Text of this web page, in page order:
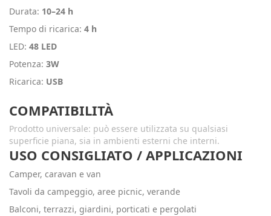
Durata: 10–24 h
Tempo di ricarica: 4 h
LED: 48 LED
Potenza: 3W
Ricarica: USB
COMPATIBILITÀ
Prodotto universale: può essere utilizzata su qualsiasi
superficie piana, sia in ambienti esterni che interni.
USO CONSIGLIATO / APPLICAZIONI
Camper, caravan e van
Tavoli da campeggio, aree picnic, verande
Balconi, terrazzi, giardini, porticati e pergolati